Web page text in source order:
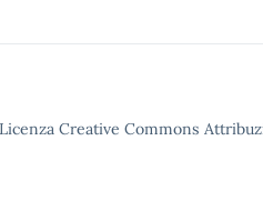
Creative Commons